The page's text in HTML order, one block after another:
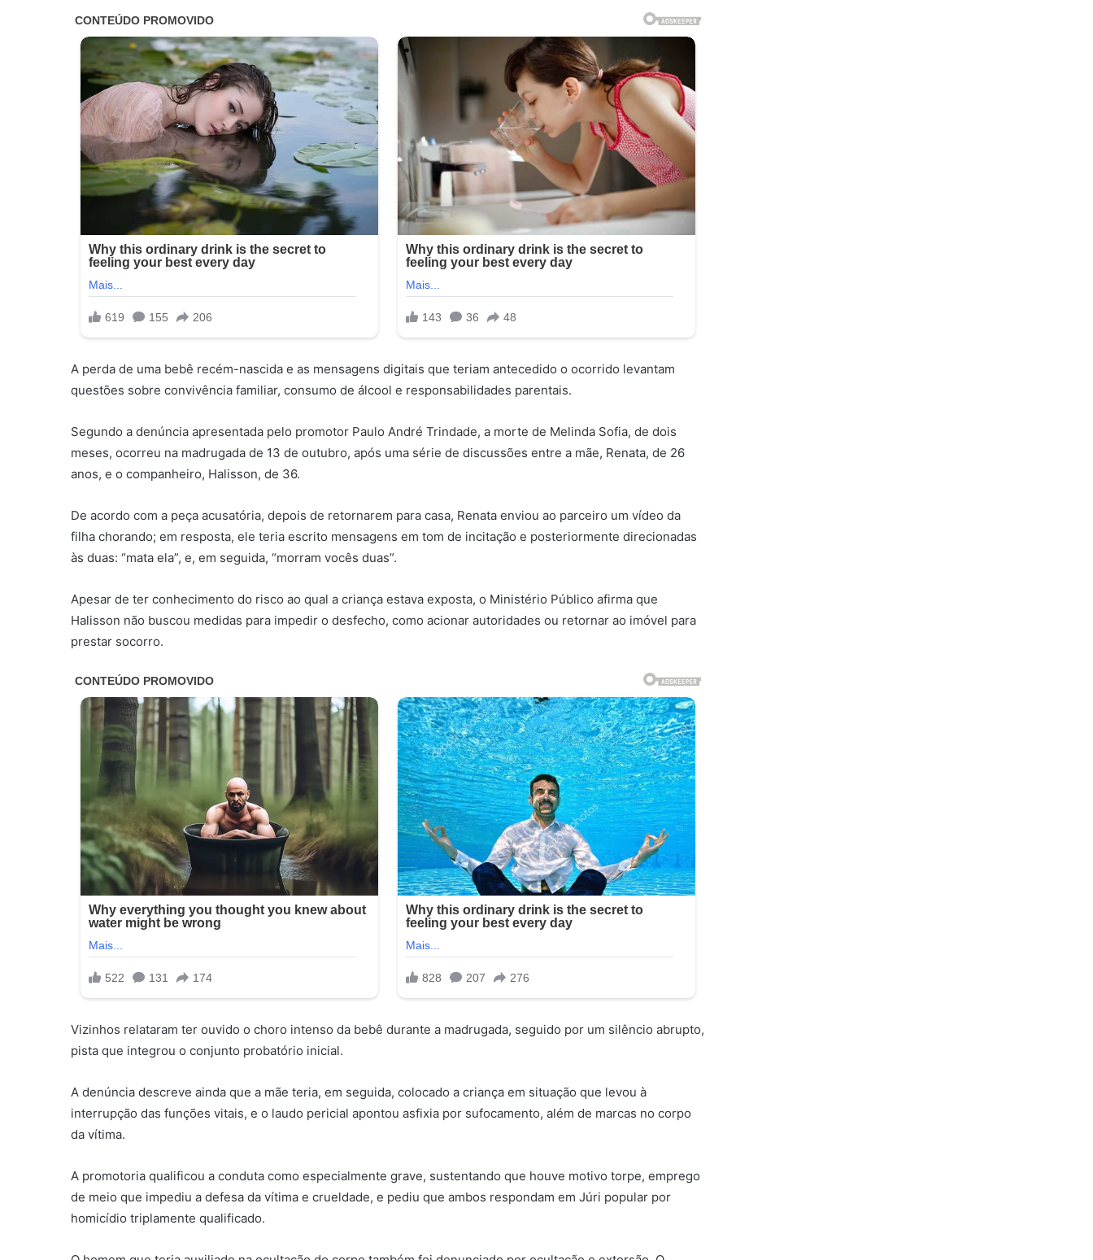
A perda de uma bebê recém-nascida e as mensagens digitais que teriam antecedido o ocorrido levantam
questões sobre convivência familiar, consumo de álcool e responsabilidades parentais.
Segundo a denúncia apresentada pelo promotor Paulo André Trindade, a morte de Melinda Sofia, de dois
meses, ocorreu na madrugada de 13 de outubro, após uma série de discussões entre a mãe, Renata, de 26
anos, e o companheiro, Halisson, de 36.
De acordo com a peça acusatória, depois de retornarem para casa, Renata enviou ao parceiro um vídeo da
filha chorando; em resposta, ele teria escrito mensagens em tom de incitação e posteriormente direcionadas
às duas: “mata ela”, e, em seguida, “morram vocês duas”.
Apesar de ter conhecimento do risco ao qual a criança estava exposta, o Ministério Público afirma que
Halisson não buscou medidas para impedir o desfecho, como acionar autoridades ou retornar ao imóvel para
prestar socorro.
Vizinhos relataram ter ouvido o choro intenso da bebê durante a madrugada, seguido por um silêncio abrupto,
pista que integrou o conjunto probatório inicial.
A denúncia descreve ainda que a mãe teria, em seguida, colocado a criança em situação que levou à
interrupção das funções vitais, e o laudo pericial apontou asfixia por sufocamento, além de marcas no corpo
da vítima.
A promotoria qualificou a conduta como especialmente grave, sustentando que houve motivo torpe, emprego
de meio que impediu a defesa da vítima e crueldade, e pediu que ambos respondam em Júri popular por
homicídio triplamente qualificado.